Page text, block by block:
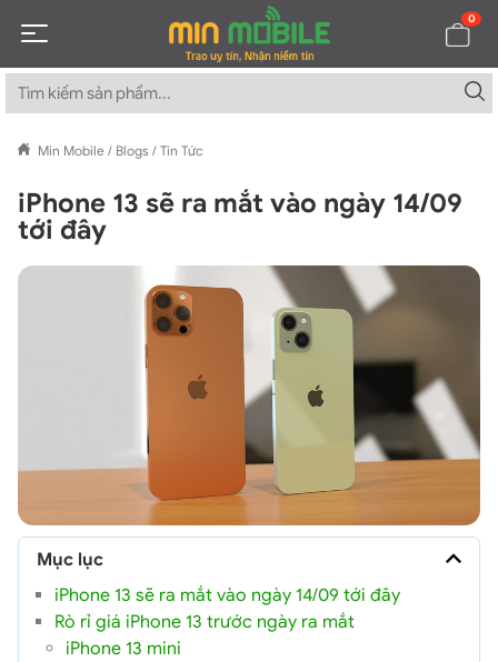
0
Min Mobile / Blogs / Tin Tức
iPhone 13 sẽ ra mắt vào ngày 14/09
tới đây
Mục lục
iPhone 13 sẽ ra mắt vào ngày 14/09 tới đây
Rò rỉ giá iPhone 13 trước ngày ra mắt
iPhone 13 mini